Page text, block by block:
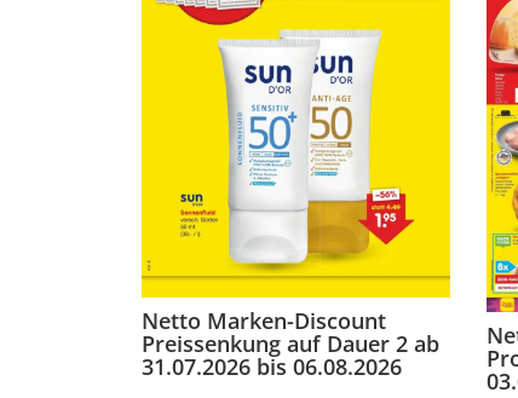
Netto Marken-Discount
Preissenkung auf Dauer 2 ab
31.07.2026 bis 06.08.2026